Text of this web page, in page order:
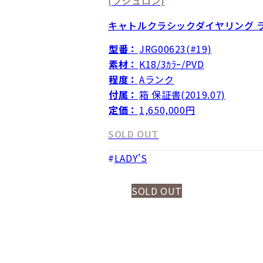
キャトルクラシックダイヤリング
型番： JRG00623(#19)
素材： K18/3ｶﾗｰ/PVD
程度： Aランク
付属： 箱 保証書(2019.07)
定価： 1,650,000円
SOLD OUT
LADY'S
SOLD OUT